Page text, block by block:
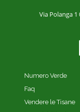
Via Polanga 1
Numero Verde
Faq
Vendere le Tisane